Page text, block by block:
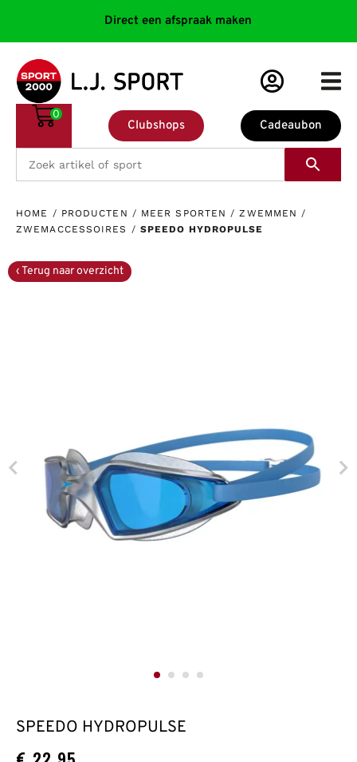
Direct een afspraak maken
Cadeaubon
Clubshops
0
HOME / PRODUCTEN / MEER SPORTEN /ZWEMMEN /
ZWEMACCESSOIRES / SPEEDO HYDROPULSE
SPEEDO HYDROPULSE